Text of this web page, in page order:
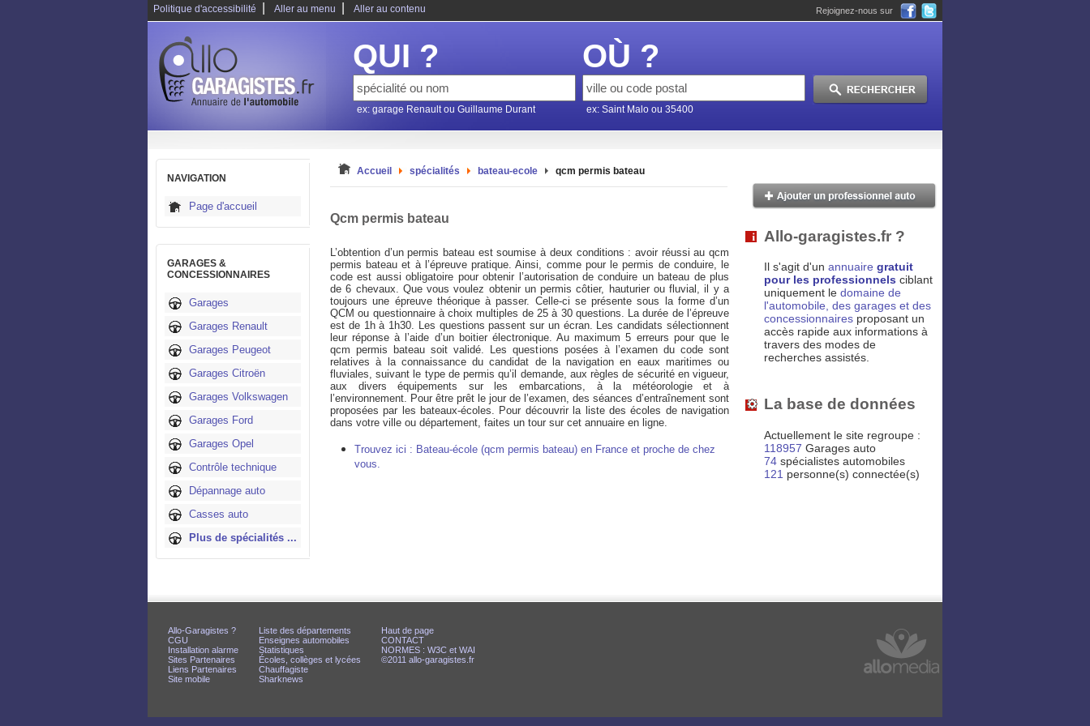
Politique d'accessibilité Aller au menu Aller au contenu Rejoignez-nous sur
QUI ?
ex: garage Renault ou Guillaume Durant
OÙ ?
ex: Saint Malo ou 35400
NAVIGATION
Page d'accueil
GARAGES &
CONCESSIONNAIRES
Garages
Garages Renault
Garages Peugeot
Garages Citroën
Garages Volkswagen
Garages Ford
Garages Opel
Contrôle technique
Dépannage auto
Casses auto
Plus de spécialités ...
Accueil spécialités bateau-ecole qcm permis bateau
Qcm permis bateau
L’obtention d’un permis bateau est soumise à deux conditions : avoir réussi au qcm
permis bateau et à l’épreuve pratique. Ainsi, comme pour le permis de conduire, le
code est aussi obligatoire pour obtenir l’autorisation de conduire un bateau de plus
de 6 chevaux. Que vous voulez obtenir un permis côtier, hauturier ou fluvial, il y a
toujours une épreuve théorique à passer. Celle-ci se présente sous la forme d’un
QCM ou questionnaire à choix multiples de 25 à 30 questions. La durée de l’épreuve
est de 1h à 1h30. Les questions passent sur un écran. Les candidats sélectionnent
leur réponse à l’aide d’un boitier électronique. Au maximum 5 erreurs pour que le
qcm permis bateau soit validé. Les questions posées à l’examen du code sont
relatives à la connaissance du candidat de la navigation en eaux maritimes ou
fluviales, suivant le type de permis qu’il demande, aux règles de sécurité en vigueur,
aux divers équipements sur les embarcations, à la météorologie et à
l’environnement. Pour être prêt le jour de l’examen, des séances d’entraînement sont
proposées par les bateaux-écoles. Pour découvrir la liste des écoles de navigation
dans votre ville ou département, faites un tour sur cet annuaire en ligne.
Trouvez ici : Bateau-école (qcm permis bateau) en France et proche de chez
vous.
Allo-garagistes.fr ?
Il s'agit d'un annuaire gratuit
pour les professionnels ciblant
uniquement le domaine de
l'automobile, des garages et des
concessionnaires proposant un
accès rapide aux informations à
travers des modes de
recherches assistés.
La base de données
Actuellement le site regroupe :
118957 Garages auto
74 spécialistes automobiles
121 personne(s) connectée(s)
Allo-Garagistes ?
CGU
Installation alarme
Sites Partenaires
Liens Partenaires
Site mobile
Liste des départements
Enseignes automobiles
Statistiques
Écoles, collèges et lycées
Chauffagiste
Sharknews
Haut de page
CONTACT
NORMES : W3C et WAI
©2011 allo-garagistes.fr